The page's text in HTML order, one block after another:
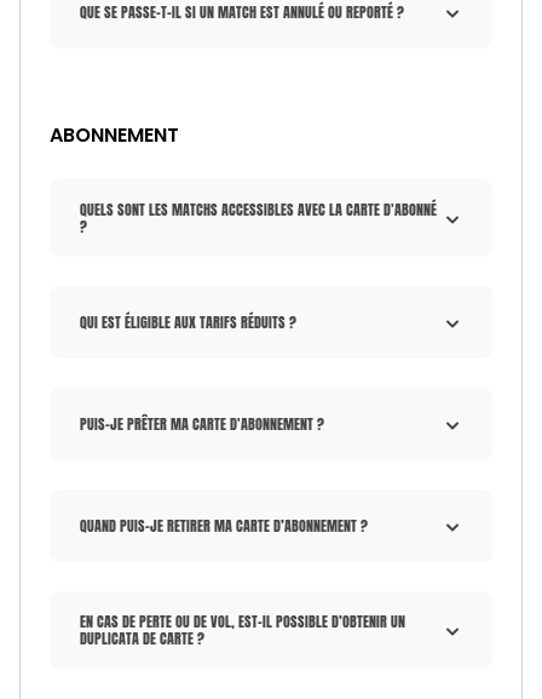
QUE SE PASSE-T-IL SI UN MATCH EST ANNULÉ OU REPORTÉ ?
ABONNEMENT
QUELS SONT LES MATCHS ACCESSIBLES AVEC LA CARTE D'ABONNÉ
?
QUI EST ÉLIGIBLE AUX TARIFS RÉDUITS ?
PUIS-JE PRÊTER MA CARTE D'ABONNEMENT ?
QUAND PUIS-JE RETIRER MA CARTE D’ABONNEMENT ?
EN CAS DE PERTE OU DE VOL, EST-IL POSSIBLE D’OBTENIR UN
DUPLICATA DE CARTE ?